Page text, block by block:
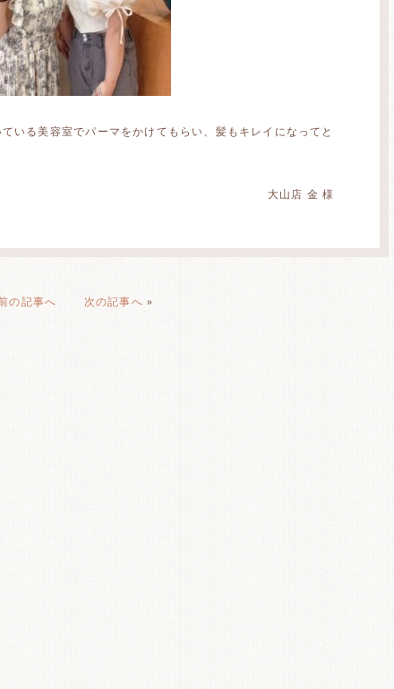
いる美容室でパーマをかけてもらい、髪もキレイになってと
大山店 金 様
の記事へ 次の記事へ »